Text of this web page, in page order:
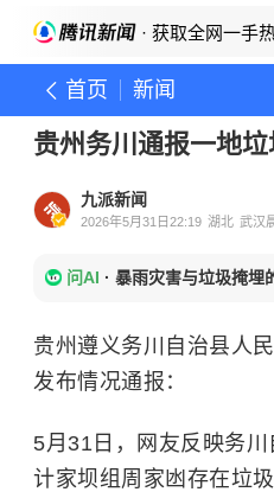
· 获取全网一手
首页 新闻
贵州务川通报一地
九派新闻
2026年5月31日22:19 湖北 武汉
问AI · 暴雨灾害与垃圾掩埋
贵州遵义务川自治县人
发布情况通报：
5月31日，网友反映务
计家坝组周家凼存在垃